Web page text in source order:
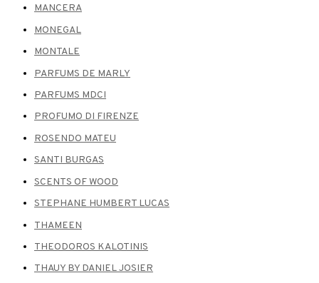
MANCERA
MONEGAL
MONTALE
PARFUMS DE MARLY
PARFUMS MDCI
PROFUMO DI FIRENZE
ROSENDO MATEU
SANTI BURGAS
SCENTS OF WOOD
STEPHANE HUMBERT LUCAS
THAMEEN
THEODOROS KALOTINIS
THAUY BY DANIEL JOSIER